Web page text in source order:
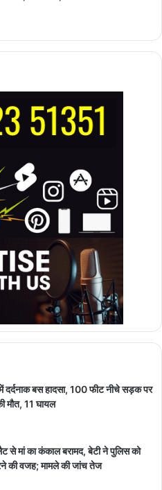
दर्दनाक बस हादसा, 100 फीट नीचे सड़क पर
मौत, 11 घायल
से मां का कंकाल बरामद, बेटी ने पुलिस को
की वजह; मामले की जांच तेज